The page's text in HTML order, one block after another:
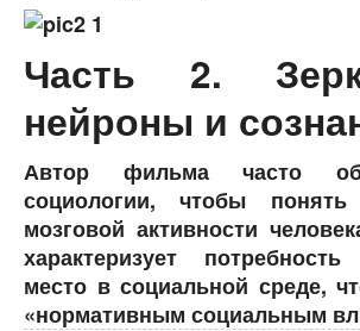
Часть 2.
нейроны и
Автор фильма часто
социологии, чтобы понять
мозговой активности
характеризует
место в социальной среде,
«нормативным социальным